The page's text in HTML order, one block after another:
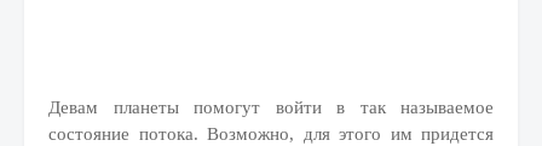
Девам планеты помогут войти в так называемое
состояние потока. Возможно, для этого им придется